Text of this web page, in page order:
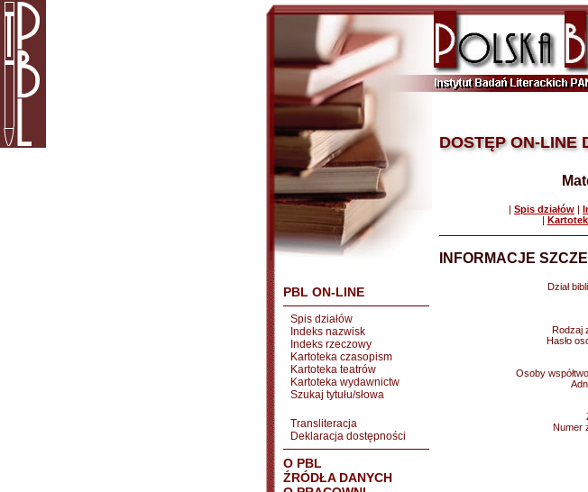
PBL ON-LINE
Spis działów
Indeks nazwisk
Indeks rzeczowy
Kartoteka czasopism
Kartoteka teatrów
Kartoteka wydawnictw
Szukaj tytułu/słowa
Transliteracja
Deklaracja dostępności
O PBL
ŹRÓDŁA DANYCH
DOSTĘP ON-LINE
| Spis działów |
|
INFORMACJE
Dział
Rodzaj
Hasło
Osoby
Numer